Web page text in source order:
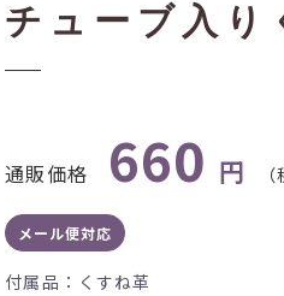
チューブ入り
通販価格 660 円
メール便対応
付属品：くすね革